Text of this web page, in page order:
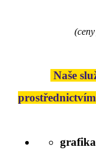
Naše